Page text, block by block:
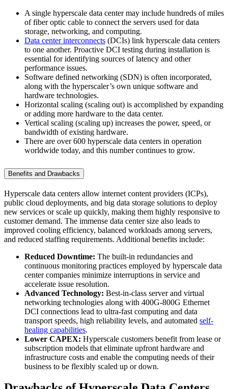
A single hyperscale data center may include hundreds of miles
of fiber optic cable to connect the servers used for data
storage, networking, and computing.
Data center interconnects (DCIs) link hyperscale data centers
to one another. Proactive DCI testing during installation is
essential for identifying sources of latency and other
performance issues.
Software defined networking (SDN) is often incorporated,
along with the hyperscaler’s own unique software and
hardware technologies.
Horizontal scaling (scaling out) is accomplished by expanding
or adding more hardware to the data center.
Vertical scaling (scaling up) increases the power, speed, or
bandwidth of existing hardware.
There are over 600 hyperscale data centers in operation
worldwide today, and this number continues to grow.
Benefits and Drawbacks
Hyperscale data centers allow internet content providers (ICPs),
public cloud deployments, and big data storage solutions to deploy
new services or scale up quickly, making them highly responsive to
customer demand. The immense data center size also leads to
improved cooling efficiency, balanced workloads among servers,
and reduced staffing requirements. Additional benefits include:
Reduced Downtime: The built-in redundancies and
continuous monitoring practices employed by hyperscale data
center companies minimize interruptions in service and
accelerate issue resolution.
Advanced Technology: Best-in-class server and virtual
networking technologies along with 400G-800G Ethernet
DCI connections lead to ultra-fast computing and data
transport speeds, high reliability levels, and automated self-
healing capabilities.
Lower CAPEX: Hyperscale customers benefit from lease or
subscription models that eliminate upfront hardware and
infrastructure costs and enable the computing needs of their
business to be flexibly scaled up or down.